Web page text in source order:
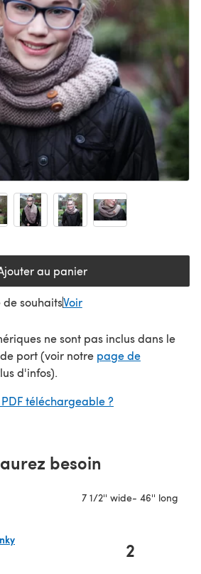
au panier
souhaitsVoir
ne sont pas inclus dans le
port (voir notre page de
dans un nouvel onglet)
d'infos).
téléchargeable ?
besoin
7 1/2'' wide- 46'' long
2